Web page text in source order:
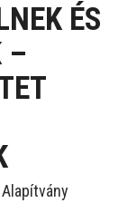
ÉS
–